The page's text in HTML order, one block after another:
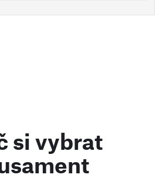
si vybrat